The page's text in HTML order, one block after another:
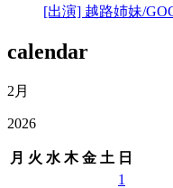
[出演] 越路姉妹/
calendar
2月
2026
月 火 水 木 金 土 日
1